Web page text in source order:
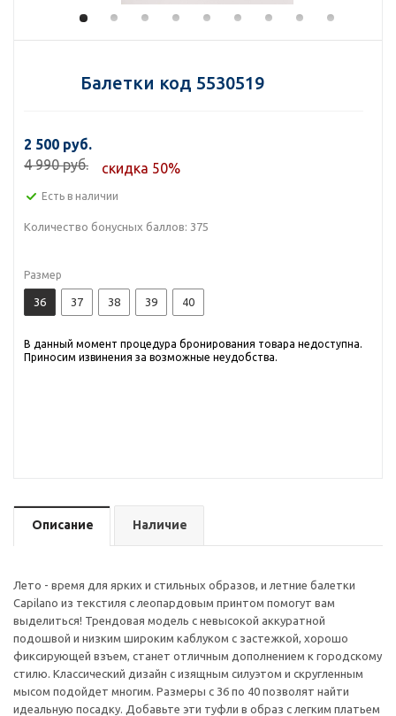
Балетки код 5530519
2 500 руб.
4 990 руб.
скидка 50%
Есть в наличии
Количество бонусных баллов: 375
Размер
36 37 38 39 40
В данный момент процедура бронирования товара недоступна.
Приносим извинения за возможные неудобства.
Описание Наличие
Лето - время для ярких и стильных образов, и летние балетки
Capilano из текстиля с леопардовым принтом помогут вам
выделиться! Трендовая модель с невысокой аккуратной
подошвой и низким широким каблуком с застежкой, хорошо
фиксирующей взъем, станет отличным дополнением к городскому
стилю. Классический дизайн с изящным силуэтом и скругленным
мысом подойдет многим. Размеры с 36 по 40 позволят найти
идеальную посадку. Добавьте эти туфли в образ с легким платьем